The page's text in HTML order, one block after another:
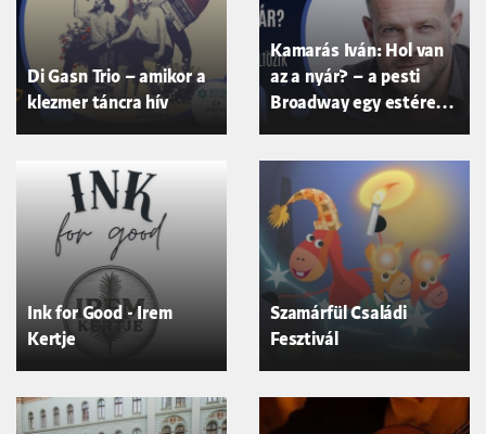
Di Gasn Trio – amikor a
klezmer táncra hív
Kamarás Iván: Hol van
az a nyár? – a pesti
Broadway egy estére
Ink for Good - Irem
Kertje
Szamárfül Családi
Fesztivál